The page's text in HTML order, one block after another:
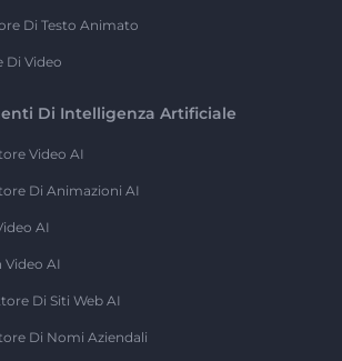
Di Testo Animato
Di Video
Di Intelligenza Artificiale
Video AI
Di Animazioni AI
AI
Video AI
Di Siti Web AI
Di Nomi Aziendali